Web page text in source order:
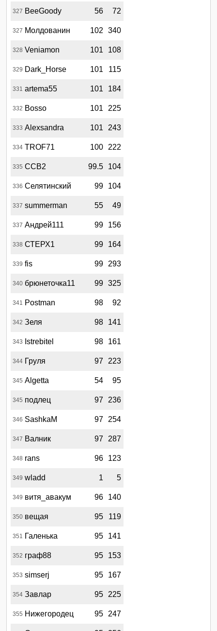
327 BeeGoody 56 72
327 Молдованин 102 340
328 Veniamon 101 108
329 Dark_Horse 101 115
331 artema55 101 184
332 Bosso 101 225
333 Alexsandra 101 243
334 TROF71 100 222
335 ССВ2 99.5 104
336 Селятинский 99 104
337 summerman 55 49
337 Андрей111 99 156
338 СТЕРХ1 99 164
339 fis 99 293
340 брюнеточка11 99 325
341 Postman 98 92
342 Зеля 98 141
343 Istrebitel 98 161
344 Груля 97 223
345 Algetta 54 95
345 подлец 97 236
346 SashkaM 97 254
347 Валник 97 287
348 rans 96 123
349 wladd 1 5
349 витя_авакум 96 140
350 вещая 95 119
351 Галенька 95 141
352 граф88 95 153
353 simserj 95 167
354 Завлар 95 225
355 Нижегородец 95 247